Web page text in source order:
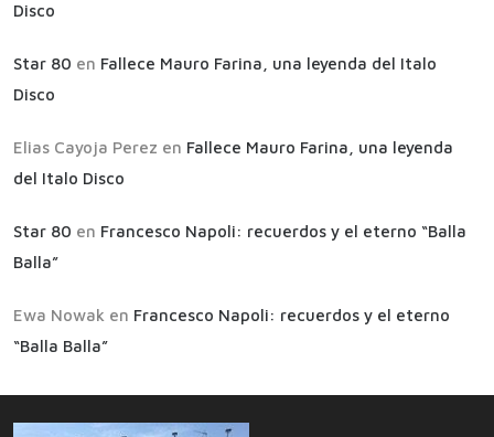
Disco
Star 80 en Fallece Mauro Farina, una leyenda del Italo
Disco
Elias Cayoja Perez en Fallece Mauro Farina, una leyenda
del Italo Disco
Star 80 en Francesco Napoli: recuerdos y el eterno “Balla
Balla”
Ewa Nowak en Francesco Napoli: recuerdos y el eterno
“Balla Balla”